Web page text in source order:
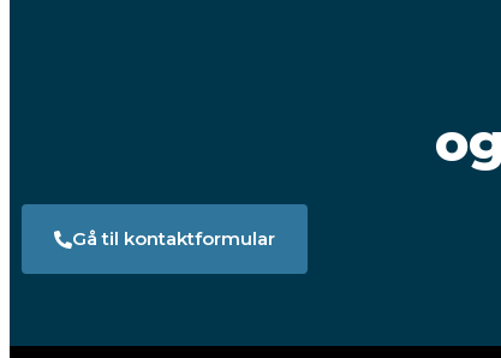
Gå til kontaktformular